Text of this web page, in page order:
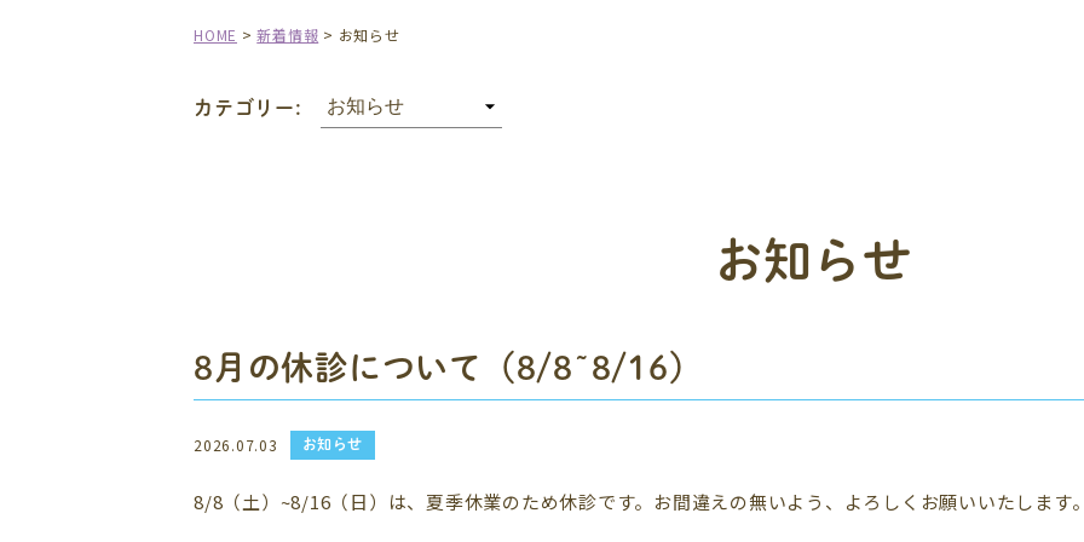
HOME >新着情報 > お知らせ
カテゴリー:
お知らせ
8月の休診について（8/8~8/16）
2026.07.03 お知らせ
8/8（土）~8/16（日）は、夏季休業のため休診です。お間違えの無いよう、よろしくお願いいたします